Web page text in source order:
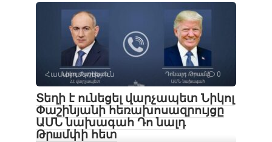
Հասարակություն 0
Տեղի է ունեցել վարչապետ Նիկոլ
Փաշինյանի հեռախոսազրույցը
ԱՄՆ նախագահ Դո նալդ
Թրшմփի հետ